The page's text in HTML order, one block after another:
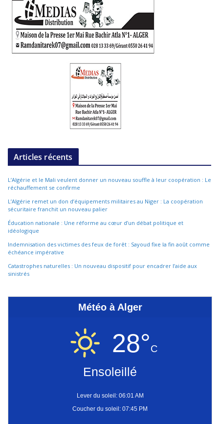
Articles récents
L’Algérie et le Mali veulent donner un nouveau souffle à leur coopération : Le
réchauffement se confirme
L’Algérie remet un don d’équipements militaires au Niger : La coopération
sécuritaire franchit un nouveau palier
Éducation nationale : Une réforme au cœur d’un débat politique et
idéologique
Indemnisation des victimes des feux de forêt : Sayoud fixe la fin août comme
échéance impérative
Catastrophes naturelles : Un nouveau dispositif pour encadrer l’aide aux
sinistrés
Météo à Alger
28°C
Ensoleillé
Lever du soleil: 06:01 AM
Coucher du soleil: 07:45 PM